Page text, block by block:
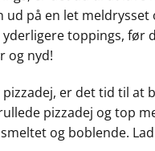
ud på en let
toppings, før
og nyd!
er det tid til at
pizzadej og top
og boblende.